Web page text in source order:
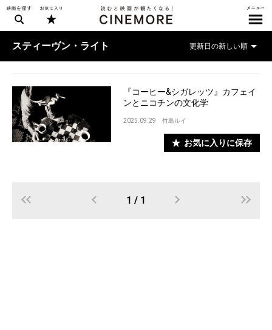
スティーヴン・ライト
『コーヒー&シガレッツ』カフェイ
ンとニコチンの文化学
2025.09.29 竹島ルイ
お気に入りに保存
1 / 1